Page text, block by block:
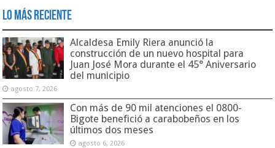
Lo Más Reciente
Alcaldesa Emily Riera anunció la
construcción de un nuevo hospital para
Juan José Mora durante el 45° Aniversario
del municipio
agosto 7, 2026
Con más de 90 mil atenciones el 0800-
Bigote benefició a carabobeños en los
últimos dos meses
agosto 6, 2026